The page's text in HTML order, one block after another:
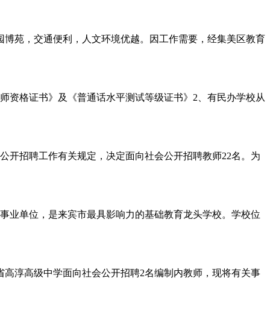
苑，交通便利，人文环境优越。因工作需要，经集美区教育
资格证书》及《普通话水平测试等级证书》2、有民办学校从
开招聘工作有关规定，决定面向社会公开招聘教师22名。为
业单位，是来宾市最具影响力的基础教育龙头学校。学校位
淳高级中学面向社会公开招聘2名编制内教师，现将有关事